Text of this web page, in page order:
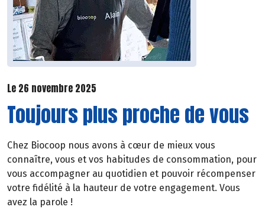
Le 26 novembre 2025
Toujours plus proche de vous
Chez Biocoop nous avons à cœur de mieux vous
connaître, vous et vos habitudes de consommation, pour
vous accompagner au quotidien et pouvoir récompenser
votre fidélité à la hauteur de votre engagement. Vous
avez la parole !